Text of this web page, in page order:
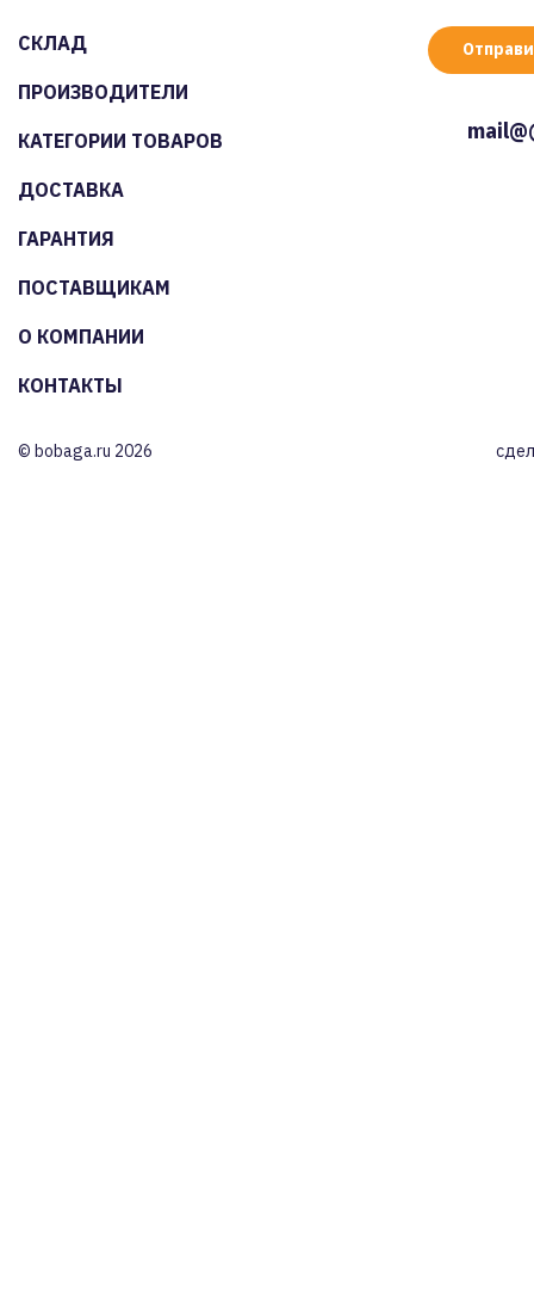
СКЛАД
ПРОИЗВОДИТЕЛИ
КАТЕГОРИИ ТОВАРОВ
ДОСТАВКА
ГАРАНТИЯ
ПОСТАВЩИКАМ
О КОМПАНИИ
КОНТАКТЫ
© bobaga.ru 2026